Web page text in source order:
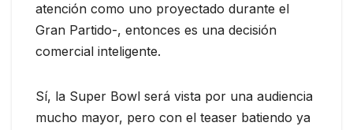
atención como uno proyectado durante el
Gran Partido-, entonces es una decisión
comercial inteligente.
Sí, la Super Bowl será vista por una audiencia
mucho mayor, pero con el teaser batiendo ya